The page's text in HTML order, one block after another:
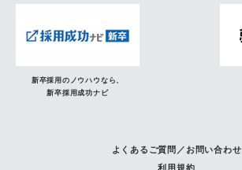
新卒採用のノウハウなら、
新卒採用成功ナビ
よくあるご質問／お問い合わせ
利用規約